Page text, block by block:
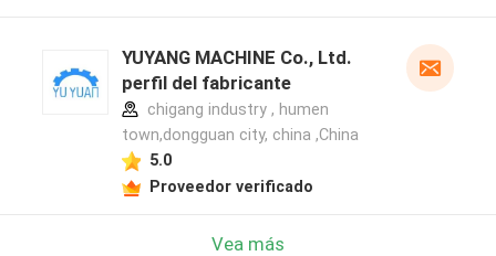
YUYANG MACHINE Co., Ltd.
perfil del fabricante
chigang industry , humen
town,dongguan city, china ,China
5.0
Proveedor verificado
Vea más